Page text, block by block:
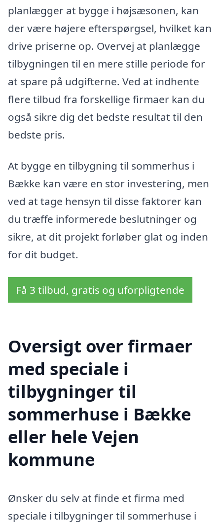
planlægger at bygge i højsæsonen, kan
der være højere efterspørgsel, hvilket kan
drive priserne op. Overvej at planlægge
tilbygningen til en mere stille periode for
at spare på udgifterne. Ved at indhente
flere tilbud fra forskellige firmaer kan du
også sikre dig det bedste resultat til den
bedste pris.
At bygge en tilbygning til sommerhus i
Bække kan være en stor investering, men
ved at tage hensyn til disse faktorer kan
du træffe informerede beslutninger og
sikre, at dit projekt forløber glat og inden
for dit budget.
Få 3 tilbud, gratis og uforpligtende
Oversigt over firmaer
med speciale i
tilbygninger til
sommerhuse i Bække
eller hele Vejen
kommune
Ønsker du selv at finde et firma med
speciale i tilbygninger til sommerhuse i